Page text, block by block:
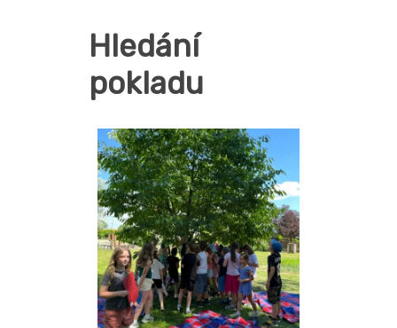
Hledání
pokladu